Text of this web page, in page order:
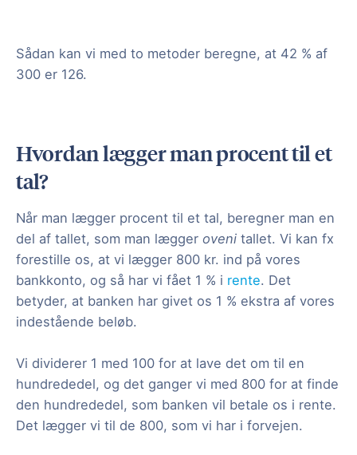
Sådan kan vi med to metoder beregne, at 42 % af
300 er 126.
Hvordan lægger man procent til et
tal?
Når man lægger procent til et tal, beregner man en
del af tallet, som man lægger oveni tallet. Vi kan fx
forestille os, at vi lægger 800 kr. ind på vores
bankkonto, og så har vi fået 1 % i rente. Det
betyder, at banken har givet os 1 % ekstra af vores
indestående beløb.
Vi dividerer 1 med 100 for at lave det om til en
hundrededel, og det ganger vi med 800 for at finde
den hundrededel, som banken vil betale os i rente.
Det lægger vi til de 800, som vi har i forvejen.